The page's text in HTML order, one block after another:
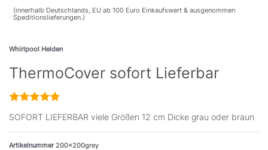
(innerhalb Deutschlands, EU ab 100 Euro Einkaufswert & ausgenommen
Speditionslieferungen.)
Whirlpool Helden
ThermoCover sofort Lieferbar
SOFORT LIEFERBAR viele Größen 12 cm Dicke grau oder braun
Artikelnummer 200x200grey